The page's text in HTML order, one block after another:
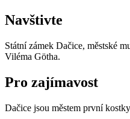
Navštivte
Státní zámek Dačice, městské
Viléma Götha.
Pro zajímavost
Dačice jsou městem první